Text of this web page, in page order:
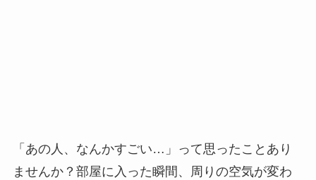
「あの人、なんかすごい…」って思ったことあり
ませんか？部屋に入った瞬間、周りの空気が変わ